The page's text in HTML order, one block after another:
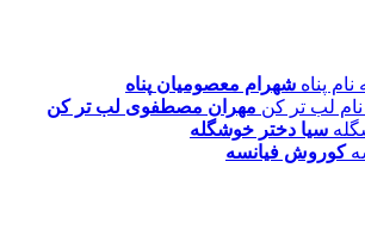
شهرام معصومیان پناه
مهران مصطفوی لب تر کن
سیا دختر خوشگله
کوروش فیانسه